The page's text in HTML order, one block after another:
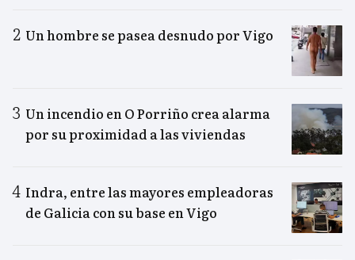
Un hombre se pasea desnudo por Vigo
Un incendio en O Porriño crea alarma
por su proximidad a las viviendas
Indra, entre las mayores empleadoras
de Galicia con su base en Vigo